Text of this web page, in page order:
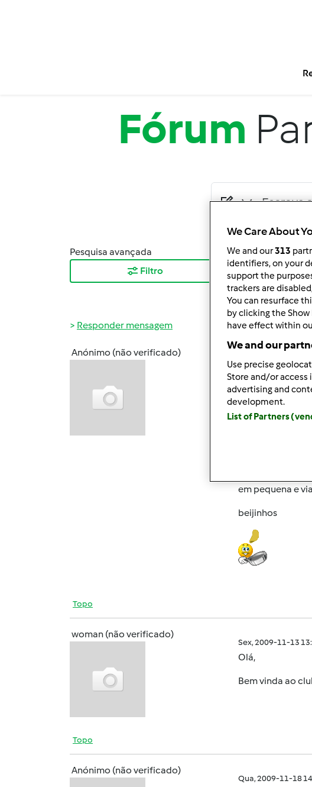
Fórum
Pesquisa avançada
Filtro
Ordenar por:
Mais Recentes
Responder mensagem
Anónimo (não verificado)
Sex, 2009-11-13
Olá
Sou a Raquel.
bimby é o
Ontem estive
Escolhi
em pequena e
beijinhos
Topo
woman (não verificado)
Sex, 2009-11-13
Olá,
Bem vinda ao
Topo
Anónimo (não verificado)
Qua, 2009-11-18
We Care About
We and our313
identifiers, on your
support the
trackers are
You can resurface
by clicking the
have effect within
We and our
Use precise
Store and/or
advertising and
development.
List of Partners